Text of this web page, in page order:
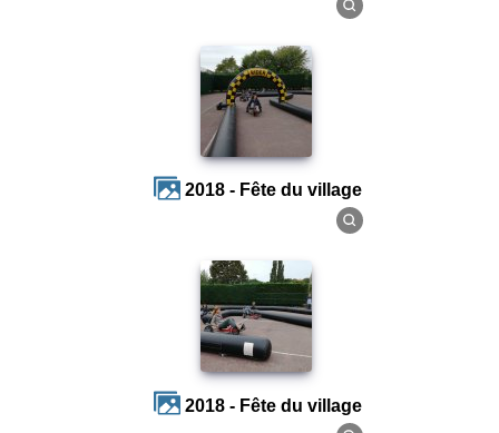
2018 - Fête du village
2018 - Fête du village